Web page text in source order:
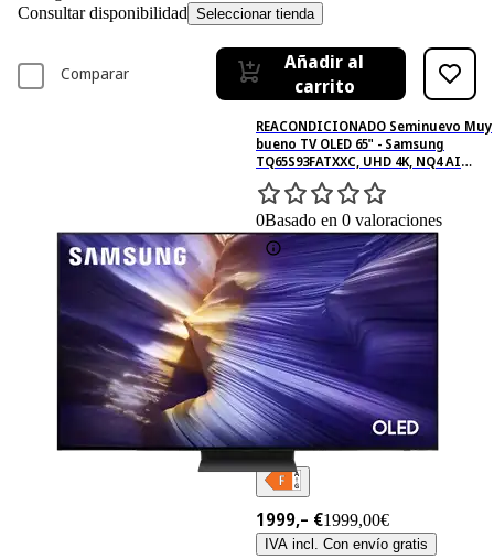
Consultar disponibilidad Seleccionar tienda
Comparar
Añadir al
carrito
REACONDICIONADO Seminuevo Muy
bueno TV OLED 65" - Samsung
TQ65S93FATXXC, UHD 4K, NQ4 AI
Gen3, Smart TV, DVB-T2 (H.265), Full
AI, Negro grafito
0Basado en 0 valoraciones
1999,– €1999,00€
IVA incl. Con envío gratis